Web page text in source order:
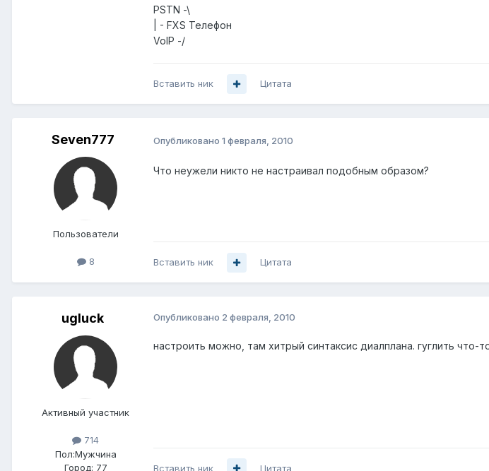
PSTN -\
| - FXS Телефон
VoIP -/
Вставить ник Цитата
Seven777
Пользователи
8
Опубликовано 1 февраля, 2010
Что неужели никто не настраивал подобным образом?
Вставить ник Цитата
ugluck
Активный участник
714
Пол:Мужчина
Город: 77
Опубликовано 2 февраля, 2010
настроить можно, там хитрый синтаксис диалплана. гуглить что-
Вставить ник Цитата